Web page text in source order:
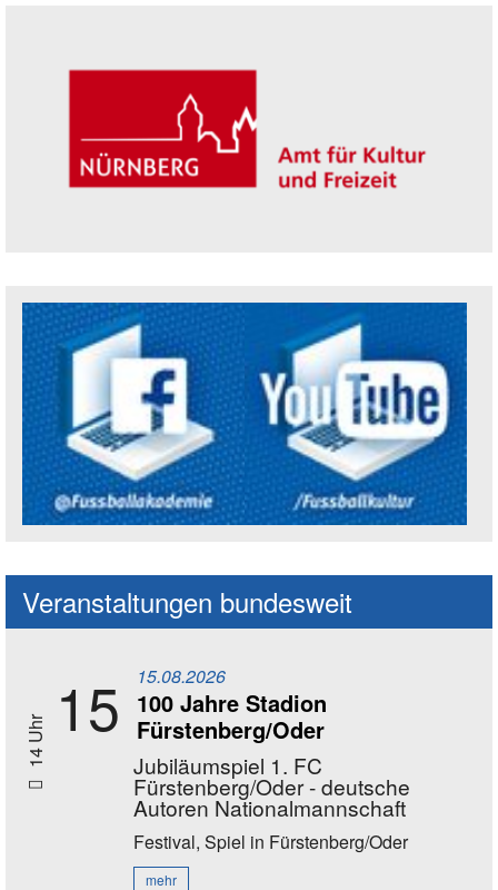
Veranstaltungen bundesweit
14 Uhr 15 15.08.2026
100 Jahre Stadion
Fürstenberg/Oder
Jubiläumspiel 1. FC
Fürstenberg/Oder - deutsche
Autoren Nationalmannschaft
Festival, Spiel in Fürstenberg/Oder
mehr